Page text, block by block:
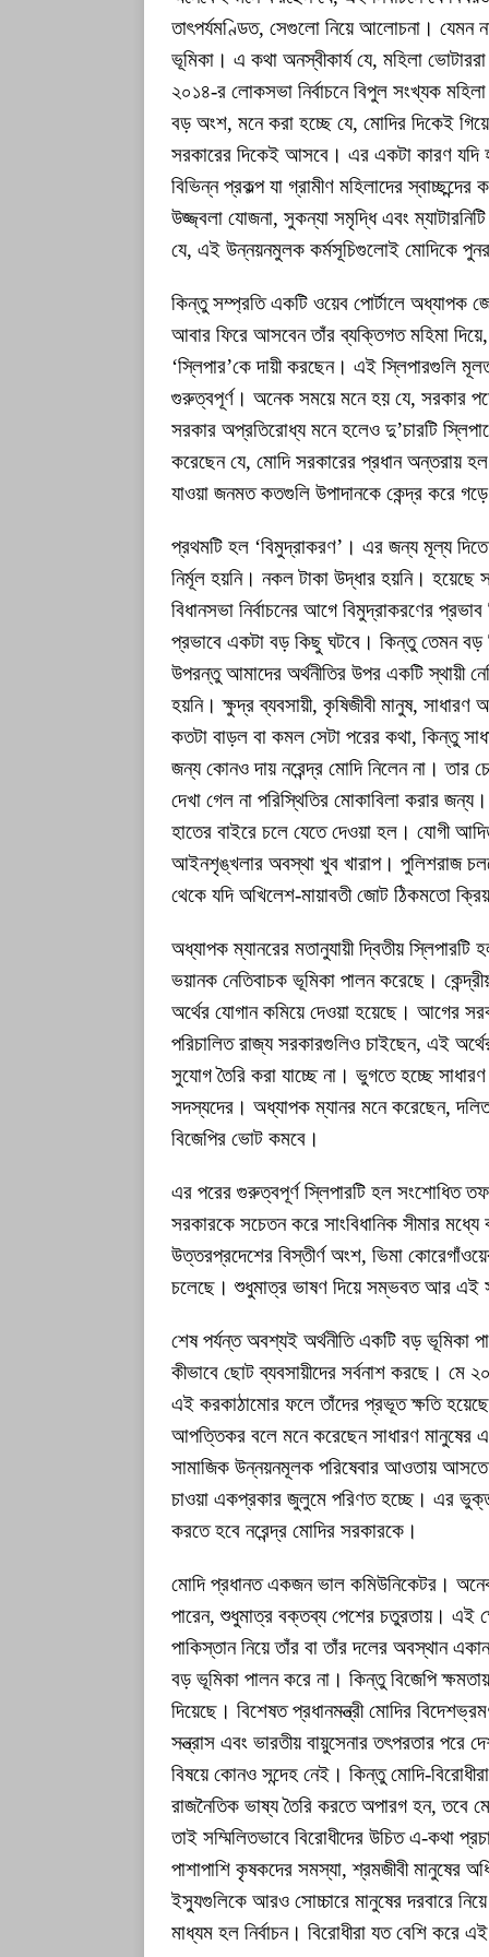
তাৎপর্যমণ্ডিত, সেগুলো নিয়ে আলোচনা। যেমন
ভূমিকা। এ কথা অনস্বীকার্য যে, মহিলা
২০১৪-র লোকসভা নির্বাচনে বিপুল সংখ্যক
বড় অংশ, মনে করা হচ্ছে যে, মোদির দিকেই
সরকারের দিকেই আসবে। এর একটা কারণ যদি
বিভিন্ন প্রকল্প যা গ্রামীণ মহিলাদের
উজ্জ্বলা যোজনা, সুকন্যা সমৃদ্ধি এবং
যে, এই উন্নয়নমুলক কর্মসূচিগুলোই মোদিকে
কিন্তু সম্প্রতি একটি ওয়েব পোর্টালে অধ্যাপক
আবার ফিরে আসবেন তাঁর ব্যক্তিগত মহিমা
‘স্লিপার’কে দায়ী করছেন। এই স্লিপারগুলি
গুরুত্বপূর্ণ। অনেক সময়ে মনে হয় যে, সরকার
সরকার অপ্রতিরোধ্য মনে হলেও দু’চারটি
করেছেন যে, মোদি সরকারের প্রধান অন্তরায়
যাওয়া জনমত কতগুলি উপাদানকে কেন্দ্র করে
প্রথমটি হল ‘বিমুদ্রাকরণ’। এর জন্য মূল্য
নির্মূল হয়নি। নকল টাকা উদ্ধার হয়নি।
বিধানসভা নির্বাচনের আগে বিমুদ্রাকরণের
প্রভাবে একটা বড় কিছু ঘটবে। কিন্তু তেমন বড়
উপরন্তু আমাদের অর্থনীতির উপর একটি স্থায়ী
হয়নি। ক্ষুদ্র ব্যবসায়ী, কৃষিজীবী মানুষ,
কতটা বাড়ল বা কমল সেটা পরের কথা, কিন্তু
জন্য কোনও দায় নরেন্দ্র মোদি নিলেন না। তার
দেখা গেল না পরিস্থিতির মোকাবিলা করার
হাতের বাইরে চলে যেতে দেওয়া হল। যোগী
আইনশৃঙ্খলার অবস্থা খুব খারাপ। পুলিশরাজ
থেকে যদি অখিলেশ-মায়াবতী জোট ঠিকমতো
অধ্যাপক ম্যানরের মতানুযায়ী দ্বিতীয় স্লিপারটি
ভয়ানক নেতিবাচক ভূমিকা পালন করেছে।
অর্থের যোগান কমিয়ে দেওয়া হয়েছে। আগের
পরিচালিত রাজ্য সরকারগুলিও চাইছেন, এই
সুযোগ তৈরি করা যাচ্ছে না। ভুগতে হচ্ছে
সদস্যদের। অধ্যাপক ম্যানর মনে করেছেন,
বিজেপির ভোট কমবে।
এর পরের গুরুত্বপূর্ণ স্লিপারটি হল সংশোধিত
সরকারকে সচেতন করে সাংবিধানিক সীমার
উত্তরপ্রদেশের বিস্তীর্ণ অংশ, ভিমা
চলেছে। শুধুমাত্র ভাষণ দিয়ে সম্ভবত আর এই
শেষ পর্যন্ত অবশ্যই অর্থনীতি একটি বড় ভূমিকা
কীভাবে ছোট ব্যবসায়ীদের সর্বনাশ করছে। মে
এই করকাঠামোর ফলে তাঁদের প্রভূত ক্ষতি
আপত্তিকর বলে মনে করেছেন সাধারণ মানুষের
সামাজিক উন্নয়নমূলক পরিষেবার আওতায়
চাওয়া একপ্রকার জুলুমে পরিণত হচ্ছে। এর
করতে হবে নরেন্দ্র মোদির সরকারকে।
মোদি প্রধানত একজন ভাল কমিউনিকেটর।
পারেন, শুধুমাত্র বক্তব্য পেশের চতুরতায়। এই
পাকিস্তান নিয়ে তাঁর বা তাঁর দলের অবস্থান
বড় ভূমিকা পালন করে না। কিন্তু বিজেপি
দিয়েছে। বিশেষত প্রধানমন্ত্রী মোদির
সন্ত্রাস এবং ভারতীয় বায়ুসেনার তৎপরতার পরে
বিষয়ে কোনও সন্দেহ নেই। কিন্তু মোদি-
রাজনৈতিক ভাষ্য তৈরি করতে অপারগ হন, তবে
তাই সম্মিলিতভাবে বিরোধীদের উচিত এ-কথা
পাশাপাশি কৃষকদের সমস্যা, শ্রমজীবী মানুষের
ইস্যুগুলিকে আরও সোচ্চারে মানুষের দরবারে
মাধ্যম হল নির্বাচন। বিরোধীরা যত বেশি করে